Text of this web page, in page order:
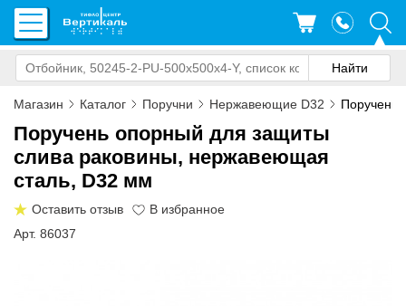
Магазин Каталог Поручни Нержавеющие D32 Поручень
Поручень опорный для защиты
слива раковины, нержавеющая
сталь, D32 мм
Оставить отзыв
Арт. 86037